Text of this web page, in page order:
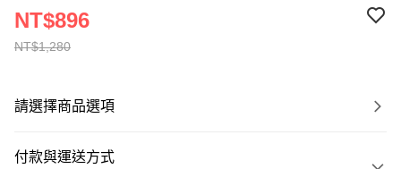
NT$1,280
NT$896
請選擇商品選項
付款與運送方式